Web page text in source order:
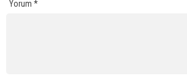
Yorum *